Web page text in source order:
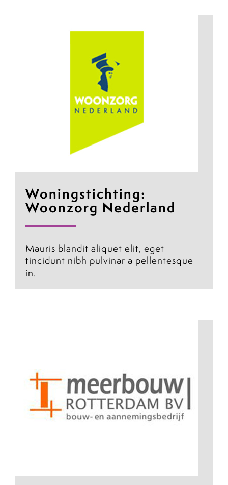
Woningstichting:
Woonzorg Nederland
Mauris blandit aliquet elit, eget
tincidunt nibh pulvinar a pellentesque
in.